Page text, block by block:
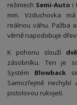
režimech Semi-Auto i
mm. Vzduchovka
reálnou váhu. Pažba
věrně napodobuje
K pohonu slouží
zásobníku. Ten je
Systém Blowback
Samozřejmě
pistolovou rukojetí.